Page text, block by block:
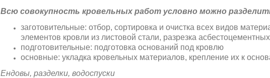
Всю совокупность кровельных работ условно можно
заготовительные: отбор, сортировка и очистка всех видов
элементов кровли из листовой стали, разрезка
подготовительные: подготовка оснований под кровлю
основные: укладка кровельных материалов, крепление их к
Ендовы, разделки, водоспуски